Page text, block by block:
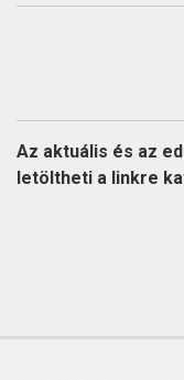
Az aktuális és az
letöltheti a linkre